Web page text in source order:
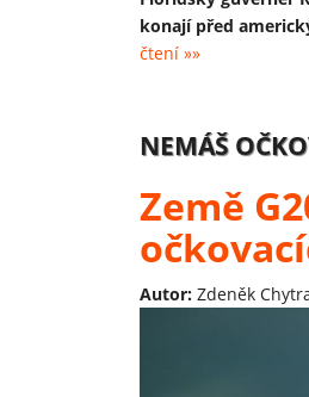
konají před
čtení »»
NEMÁŠ
Země
Autor: Zdeněk